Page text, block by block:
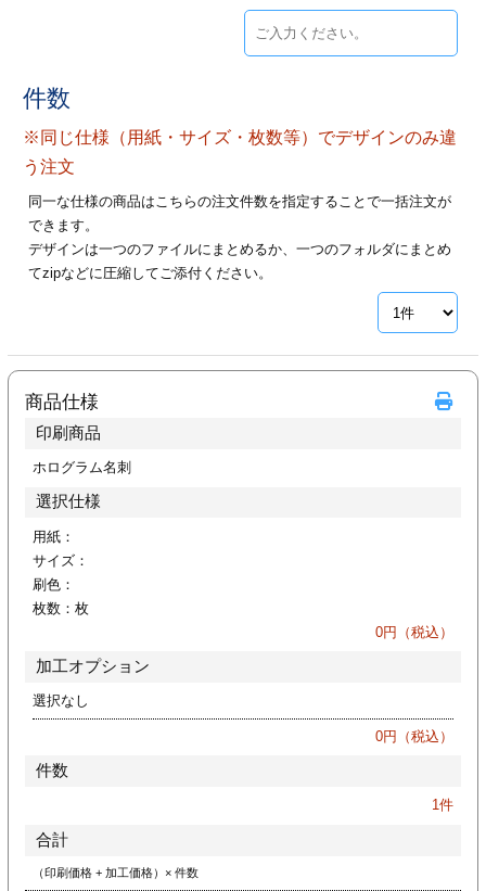
印刷
印刷
印刷
ード印刷
フォルダー
ファイル印刷
ァイル印刷
印刷
リーブ
ー印刷
件数
※同じ仕様（用紙・サイズ・枚数等）でデザインのみ違
う注文
同一な仕様の商品はこちらの注文件数を指定することで一括注文が
できます。
デザインは一つのファイルにまとめるか、一つのフォルダにまとめ
てzipなどに圧縮してご添付ください。
商品仕様
印刷商品
ホログラム名刺
選択仕様
用紙：
サイズ：
刷色：
枚数： 枚
0円（税込）
加工オプション
選択なし
0円（税込）
件数
1件
合計
（印刷価格 + 加工価格）× 件数